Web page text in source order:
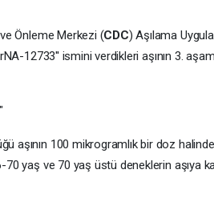
Önleme Merkezi (CDC) Aşılama
12733'' ismini verdikleri aşının 3.
aşının 100 mikrogramlık bir doz
70 yaş ve 70 yaş üstü deneklerin aşıya